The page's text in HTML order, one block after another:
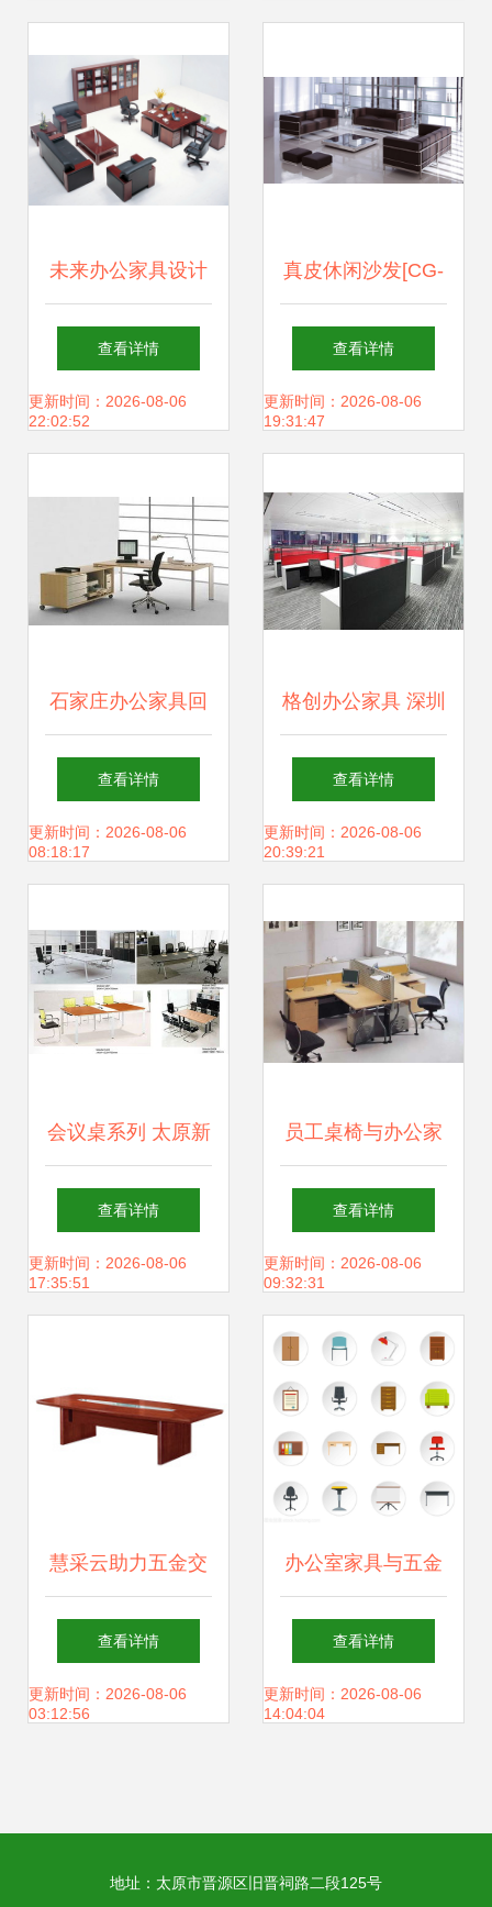
心
未来办公家具设计
流行趋势 重塑工作
与生活的平衡艺术
查看详情
更新时间：2026-08-06
22:02:52
真皮休闲沙发[CG-
Le-SF2]-休闲沙发-
办公沙发--深圳办
具|深圳东方华奥办
公家具厂专业生产
环保的真皮休闲沙
发CG-Le-SF2及休
闲沙发、办公沙发
等配套产品。
查看详情
更新时间：2026-08-06
19:31:47
石家庄办公家具回
收与五金交电的绿
色流通之道
查看详情
更新时间：2026-08-06
08:18:17
格创办公家具 深圳
品质的行业领跑者
查看详情
更新时间：2026-08-06
20:39:21
会议桌系列 太原新
慧办公家具厂的专
业之选
查看详情
更新时间：2026-08-06
17:35:51
员工桌椅与办公家
具采购指南，职员
办公室如何巧妙设
查看详情
更新时间：2026-08-06
09:32:31
慧采云助力五金交
电行业数字化采购
新升级
查看详情
更新时间：2026-08-06
03:12:56
办公室家具与五金
交电平面图标风格
设计指南
查看详情
更新时间：2026-08-06
14:04:04
地址：太原市晋源区旧晋祠路二段125号